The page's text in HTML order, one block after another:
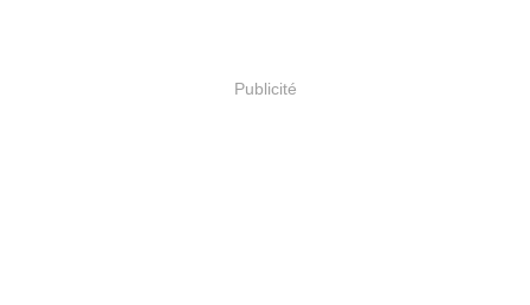
Publicité